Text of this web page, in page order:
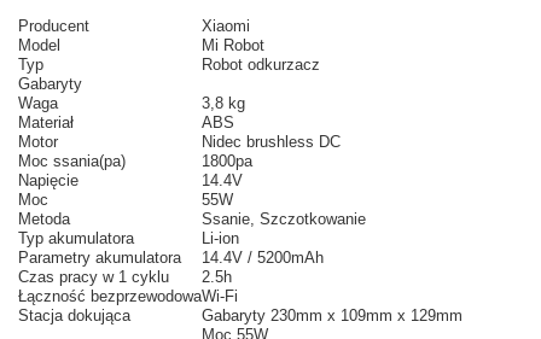
Producent
Xiaomi
Model
Mi Robot
Typ
Robot odkurzacz
Gabaryty
Waga
3,8 kg
Materiał
ABS
Motor
Nidec brushless DC
Moc ssania(pa)
1800pa
Napięcie
14.4V
Moc
55W
Metoda
Ssanie, Szczotkowanie
Typ akumulatora
Li-ion
Parametry akumulatora
14.4V / 5200mAh
Czas pracy w 1 cyklu
2.5h
Łączność bezprzewodowaWi-Fi
Stacja dokująca
Gabaryty 230mm x 109mm x 129mm
Moc 55W